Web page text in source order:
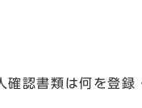
認書類は何を登録